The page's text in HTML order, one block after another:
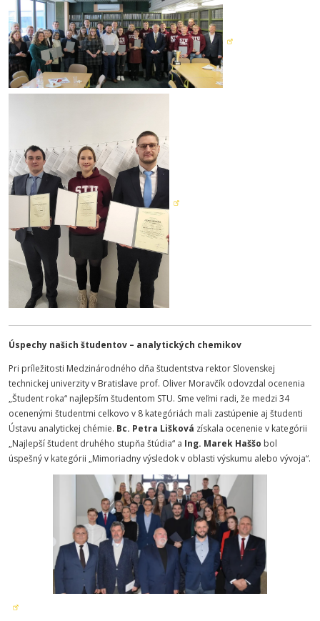
Úspechy našich študentov – analytických chemikov
Pri príležitosti Medzinárodného dňa študentstva rektor Slovenskej
technickej univerzity v Bratislave prof. Oliver Moravčík odovzdal ocenenia
„Študent roka“ najlepším študentom STU. Sme veľmi radi, že medzi 34
ocenenými študentmi celkovo v 8 kategóriách mali zastúpenie aj študenti
Ústavu analytickej chémie. Bc. Petra Lišková získala ocenenie v kategórii
„Najlepší študent druhého stupňa štúdia“ a Ing. Marek Haššo bol
úspešný v kategórii „Mimoriadny výsledok v oblasti výskumu alebo vývoja“.